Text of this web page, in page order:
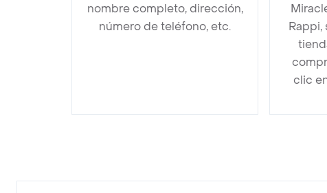
nombre completo, dirección,
número de teléfono, etc.
clic